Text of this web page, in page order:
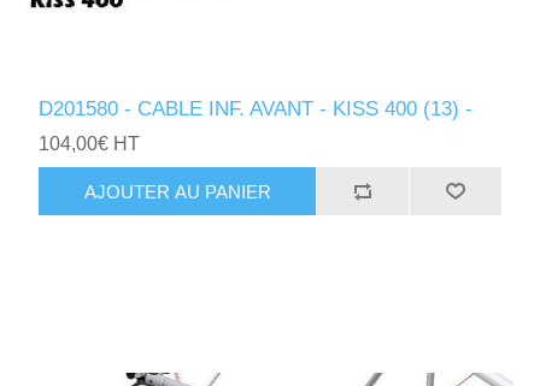
D201580 - CABLE INF. AVANT - KISS 400 (13) -
104,00€ HT
AJOUTER AU PANIER